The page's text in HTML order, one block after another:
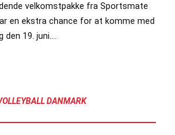
velkomstpakke fra Sportsmate
en ekstra chance for at komme med
19. juni.…
DANMARK